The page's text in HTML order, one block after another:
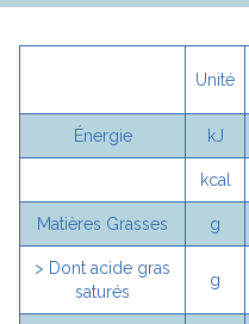
Unité
Énergie kJ
kcal
Matières Grasses g
> Dont acide gras
saturés
g